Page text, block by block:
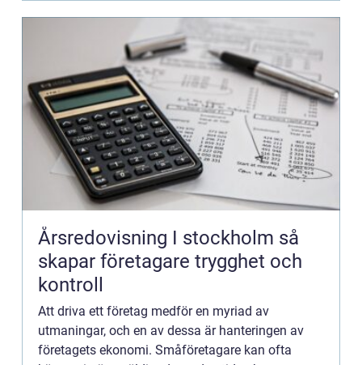
Årsredovisning I stockholm så
skapar företagare trygghet och
kontroll
Att driva ett företag medför en myriad av
utmaningar, och en av dessa är hanteringen av
företagets ekonomi. Småföretagare kan ofta